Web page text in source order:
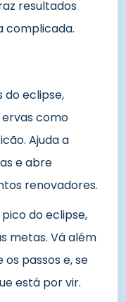
resultados
complicada.
do eclipse,
como
Ajuda a
e abre
renovadores.
pico do eclipse,
metas. Vá além
passos e, se
está por vir.